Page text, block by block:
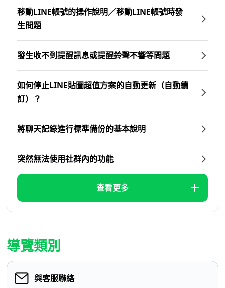
移動LINE帳號的操作說明／移動LINE帳號時發
生問題
發生收不到提醒訊息或提醒鈴聲不響等問題
如何停止LINE貼圖超值方案的自動更新（自動續
訂）？
將聊天記錄進行標準備份的基本說明
突然無法使用社群內的功能
查看更多
導覽類別
與客服聯絡